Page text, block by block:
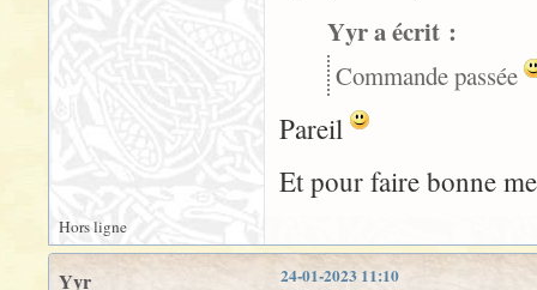
Yyr a écrit :
Commande passée
Pareil
Et pour faire bonne
Hors ligne
24-01-2023 11:10
Yyr